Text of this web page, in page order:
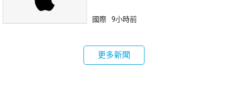
國際 9小時前
更多新聞